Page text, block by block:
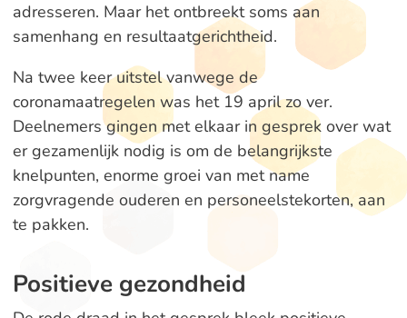
adresseren. Maar het ontbreekt soms aan
samenhang en resultaatgerichtheid.
Na twee keer uitstel vanwege de
coronamaatregelen was het 19 april zo ver.
Deelnemers gingen met elkaar in gesprek over wat
er gezamenlijk nodig is om de belangrijkste
knelpunten, enorme groei van met name
zorgvragende ouderen en personeelstekorten, aan
te pakken.
Positieve gezondheid